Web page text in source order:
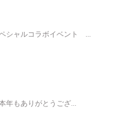
ペシャルコラボイベント ...
年もありがとうござ...